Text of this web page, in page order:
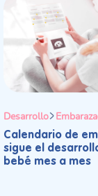
Desarrollo
Calendario de
sigue el
bebé mes a mes